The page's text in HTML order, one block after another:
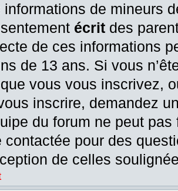
informations de mineurs
écrit des
de ces informations
de 13 ans. Si vous
vous vous inscrivez,
inscrire, demandez
du forum ne peut
contactée pour des
de celles